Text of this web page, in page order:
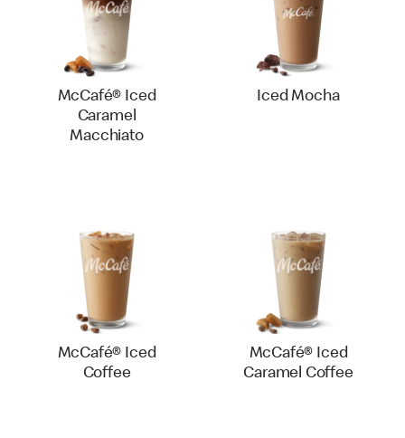
McCafé® Iced
Caramel
Macchiato
Iced Mocha
McCafé® Iced
Coffee
McCafé® Iced
Caramel Coffee